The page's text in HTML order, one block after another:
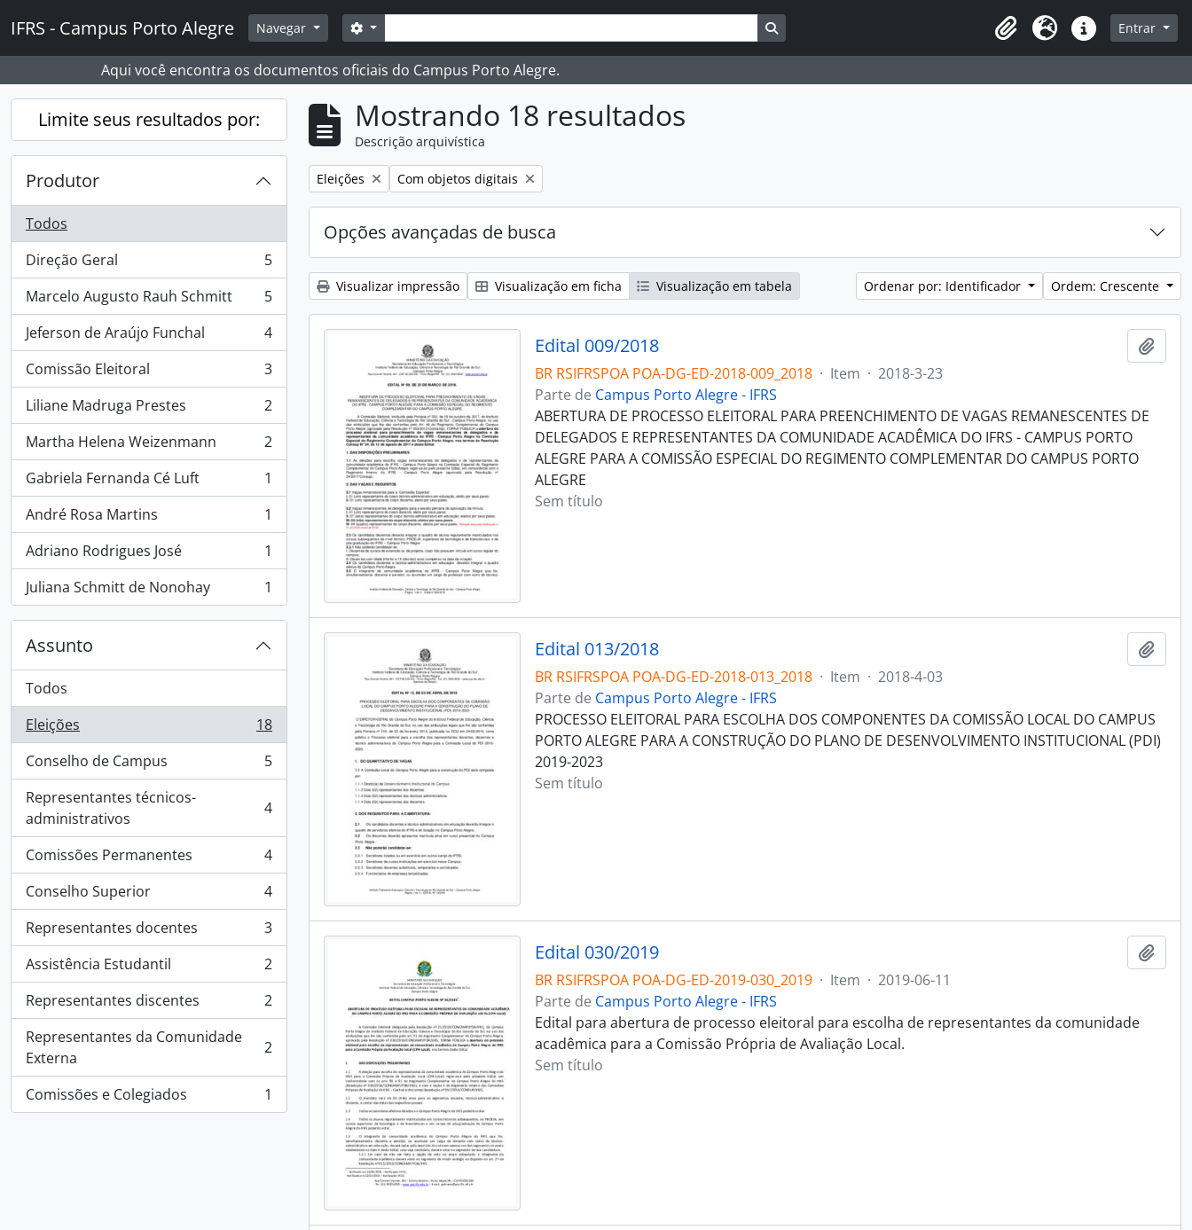
IFRS - Campus Porto Alegre Navegar Buscar
Opções de busca Busque na página de navegação
Idioma Atalhos Entrar
Aqui você encontra os documentos oficiais do Campus Porto Alegre.
Limite seus resultados por:
Produtor
Todos
Direção Geral
, 5 resultados
5
Marcelo Augusto Rauh Schmitt
, 5 resultados
5
Jeferson de Araújo Funchal
, 4 resultados
4
Comissão Eleitoral
, 3 resultados
3
Liliane Madruga Prestes
, 2 resultados
2
Martha Helena Weizenmann
, 2 resultados
2
Gabriela Fernanda Cé Luft
, 1 resultados
1
André Rosa Martins
, 1 resultados
1
Adriano Rodrigues José
, 1 resultados
1
Juliana Schmitt de Nonohay
, 1 resultados 1
Assunto
Todos
Eleições
, 18 resultados
18
Conselho de Campus
, 5 resultados
5
Representantes técnicos-
administrativos
, 4 resultados 4
Comissões Permanentes
, 4 resultados
4
Conselho Superior
, 4 resultados
4
Representantes docentes
, 3 resultados
3
Assistência Estudantil
, 2 resultados
2
Representantes discentes
, 2 resultados
2
Representantes da Comunidade
Externa
, 2 resultados 2
Comissões e Colegiados
, 1 resultados 1
Mostrando 18 resultados
Descrição arquivística
Remover filtro:
Eleições Remover filtro:
Com objetos digitais
Opções avançadas de busca
Visualizar impressão Visualização em ficha Visualização em tabela Ordenar por: Identificador Ordem: Crescente
Edital 009/2018
BR RSIFRSPOA POA-DG-ED-2018-009_2018 · Item · 2018-3-23
Parte de Campus Porto Alegre - IFRS
ABERTURA DE PROCESSO ELEITORAL PARA PREENCHIMENTO DE VAGAS REMANESCENTES DE
DELEGADOS E REPRESENTANTES DA COMUNIDADE ACADÊMICA DO IFRS - CAMPUS PORTO
ALEGRE PARA A COMISSÃO ESPECIAL DO REGIMENTO COMPLEMENTAR DO CAMPUS PORTO
ALEGRE
Sem título
Edital 013/2018
BR RSIFRSPOA POA-DG-ED-2018-013_2018 · Item · 2018-4-03
Parte de Campus Porto Alegre - IFRS
PROCESSO ELEITORAL PARA ESCOLHA DOS COMPONENTES DA COMISSÃO LOCAL DO CAMPUS
PORTO ALEGRE PARA A CONSTRUÇÃO DO PLANO DE DESENVOLVIMENTO INSTITUCIONAL (PDI)
2019-2023
Sem título
Edital 030/2019
BR RSIFRSPOA POA-DG-ED-2019-030_2019 · Item · 2019-06-11
Parte de Campus Porto Alegre - IFRS
Edital para abertura de processo eleitoral para escolha de representantes da comunidade
acadêmica para a Comissão Própria de Avaliação Local.
Sem título